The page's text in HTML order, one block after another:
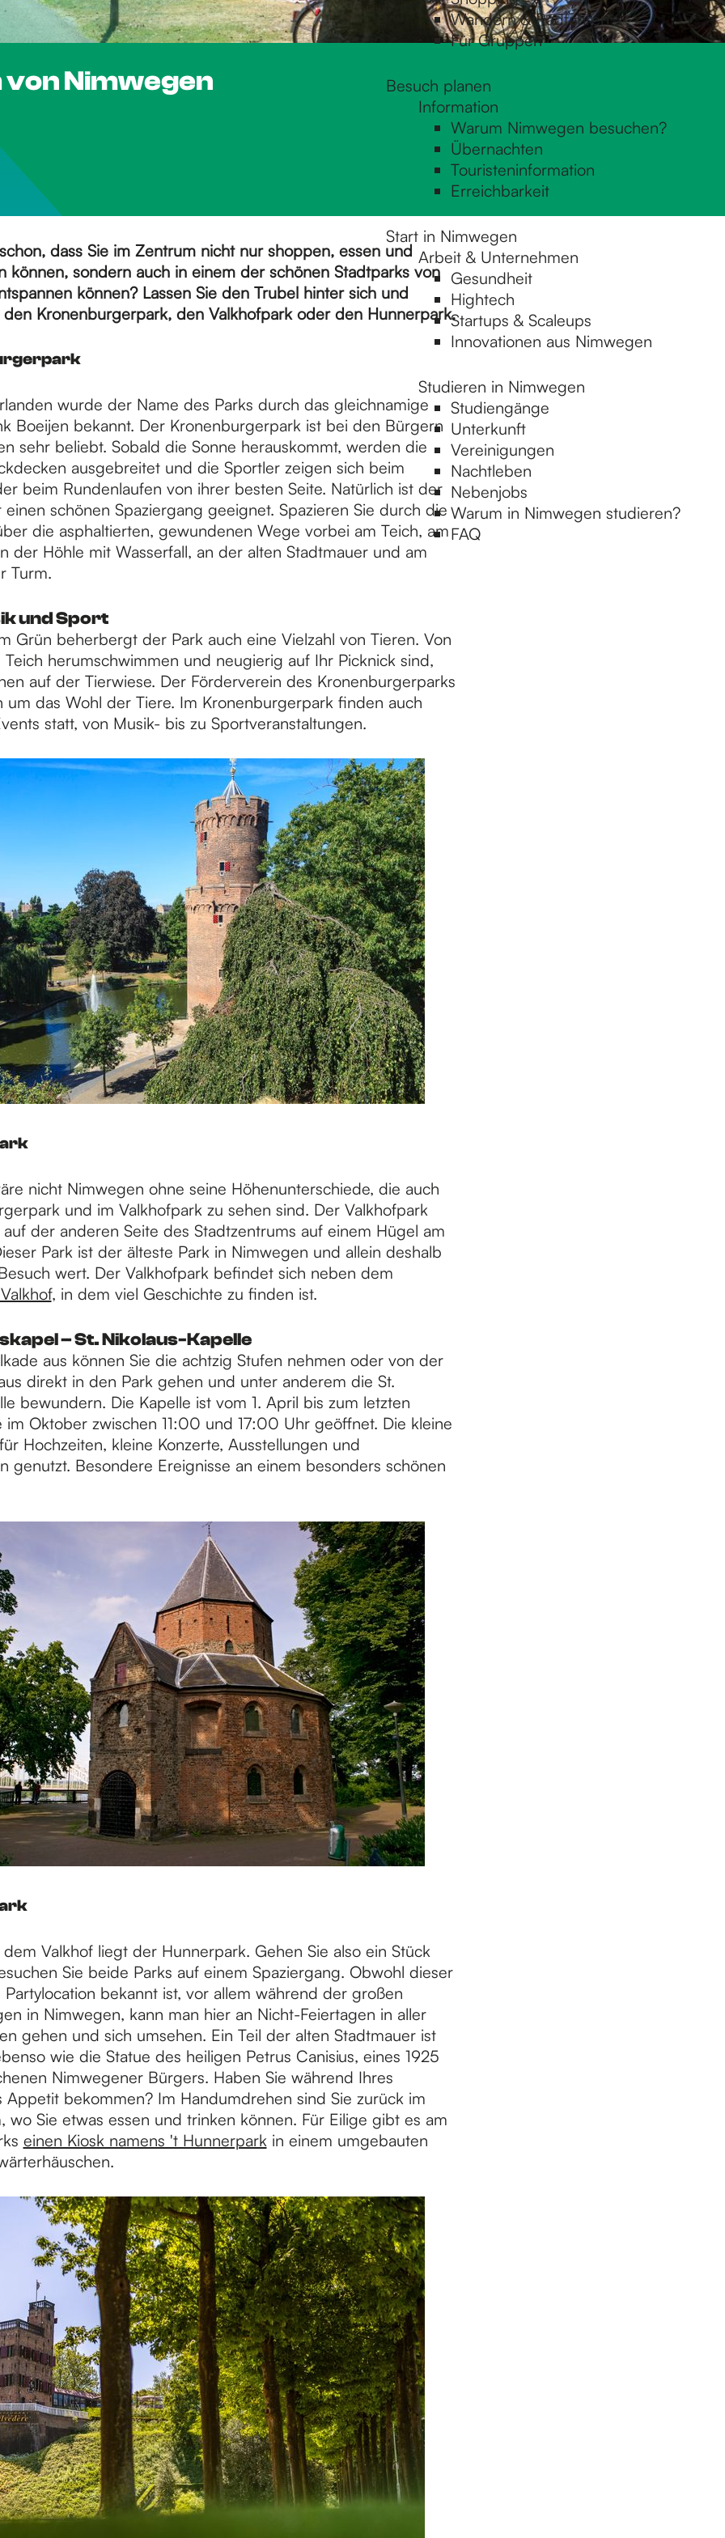
Wandern & Radfahren
Für Gruppen
Besuch planen
Information
Warum Nimwegen besuchen?
Übernachten
Touristeninformation
Erreichbarkeit
Start in Nimwegen
Arbeit & Unternehmen
Gesundheit
Hightech
Startups & Scaleups
Innovationen aus Nimwegen
Studieren in Nimwegen
Studiengänge
Unterkunft
Vereinigungen
Nachtleben
Nebenjobs
Warum in Nimwegen studieren?
FAQ
Nimwegen
dass Sie im Zentrum nicht nur shoppen, essen und
können, sondern auch in einem der schönen Stadtparks von
können? Lassen Sie den Trubel hinter sich und
Kronenburgerpark, den Valkhofpark oder den Hunnerpark.
wurde der Name des Parks durch das gleichnamige
Boeijen bekannt. Der Kronenburgerpark ist bei den Bürgern
sehr beliebt. Sobald die Sonne herauskommt, werden die
ausgebreitet und die Sportler zeigen sich beim
beim Rundenlaufen von ihrer besten Seite. Natürlich ist der
schönen Spaziergang geeignet. Spazieren Sie durch die
die asphaltierten, gewundenen Wege vorbei am Teich, am
der Höhle mit Wasserfall, an der alten Stadtmauer und am
Turm.
und Sport
Grün beherbergt der Park auch eine Vielzahl von Tieren. Von
herumschwimmen und neugierig auf Ihr Picknick sind,
auf der Tierwiese. Der Förderverein des Kronenburgerparks
um das Wohl der Tiere. Im Kronenburgerpark finden auch
statt, von Musik- bis zu Sportveranstaltungen.
nicht Nimwegen ohne seine Höhenunterschiede, die auch
und im Valkhofpark zu sehen sind. Der Valkhofpark
der anderen Seite des Stadtzentrums auf einem Hügel am
Park ist der älteste Park in Nimwegen und allein deshalb
wert. Der Valkhofpark befindet sich neben dem
, in dem viel Geschichte zu finden ist.
– St. Nikolaus-Kapelle
aus können Sie die achtzig Stufen nehmen oder von der
direkt in den Park gehen und unter anderem die St.
bewundern. Die Kapelle ist vom 1. April bis zum letzten
im Oktober zwischen 11:00 und 17:00 Uhr geöffnet. Die kleine
Hochzeiten, kleine Konzerte, Ausstellungen und
genutzt. Besondere Ereignisse an einem besonders schönen
Valkhof liegt der Hunnerpark. Gehen Sie also ein Stück
Sie beide Parks auf einem Spaziergang. Obwohl dieser
Partylocation bekannt ist, vor allem während der großen
in Nimwegen, kann man hier an Nicht-Feiertagen in aller
gehen und sich umsehen. Ein Teil der alten Stadtmauer ist
wie die Statue des heiligen Petrus Canisius, eines 1925
Nimwegener Bürgers. Haben Sie während Ihres
Appetit bekommen? Im Handumdrehen sind Sie zurück im
wo Sie etwas essen und trinken können. Für Eilige gibt es am
einen Kiosk namens 't Hunnerparkin einem umgebauten